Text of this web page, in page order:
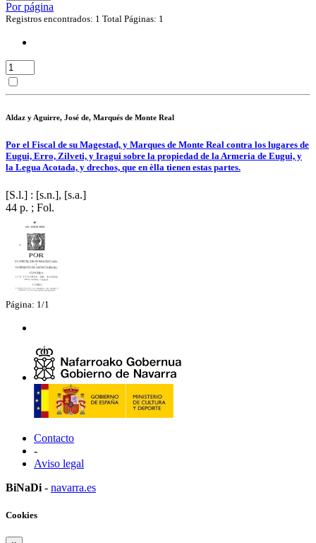
Por página
Registros encontrados: 1 Total Páginas: 1
Aldaz y Aguirre, José de, Marqués de Monte Real
Por el Fiscal de su Magestad, y Marques de Monte Real contra los lugares de
Eugui, Erro, Zilveti, y Iragui sobre la propiedad de la Armeria de Eugui, y
la Legua Acotada, y drechos, que en èlla tienen estas partes.
[S.l.] : [s.n.], [s.a.]
44 p. ; Fol.
Página: 1/1
Contacto
-
Aviso legal
BiNaDi - navarra.es
Cookies